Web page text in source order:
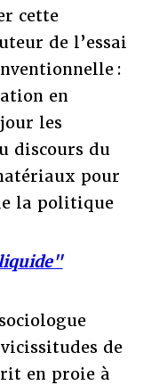
cette
de l’essai
:
en
les
discours du
pour
la politique
de
en proie à